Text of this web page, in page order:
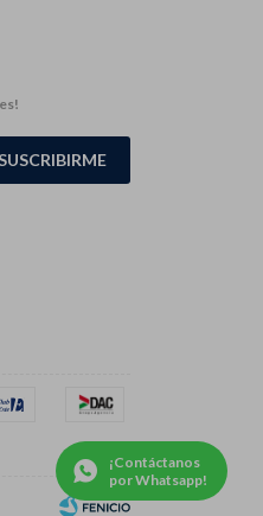
¡Contáctanos
por Whatsapp!